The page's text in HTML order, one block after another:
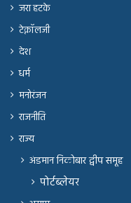
जरा हटके
टेक्नॉलजी
देश
धर्म
मनोरंजन
राजनीति
राज्य
अंडमान निकोबार द्वीप समूह
पोर्टब्लेयर